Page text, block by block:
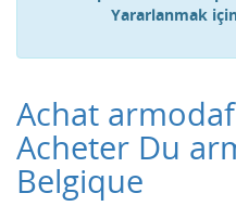
Yararlanmak
Achat
Acheter Du
Belgique